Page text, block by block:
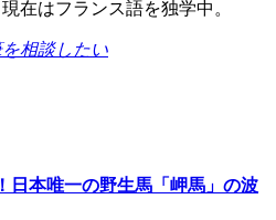
在はフランス語を独学中。
相談したい
日本唯一の野生馬「岬馬」の波